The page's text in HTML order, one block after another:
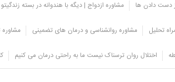
دست دادن ها مشاوره ازدواج | دیگه با هندوانه در بسته
تحلیل مشاوره روانشناسی و درمان های تضمینی
اختلال روان ترسناک نیست ما به راحتی درمان می کنیم
خانواده آن ها وجود دارد درگیر اعتیاد می شود و آن ها